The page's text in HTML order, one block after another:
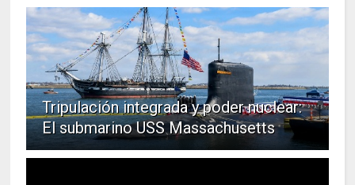
Tripulación integrada y poder nuclear:
El submarino USS Massachusetts